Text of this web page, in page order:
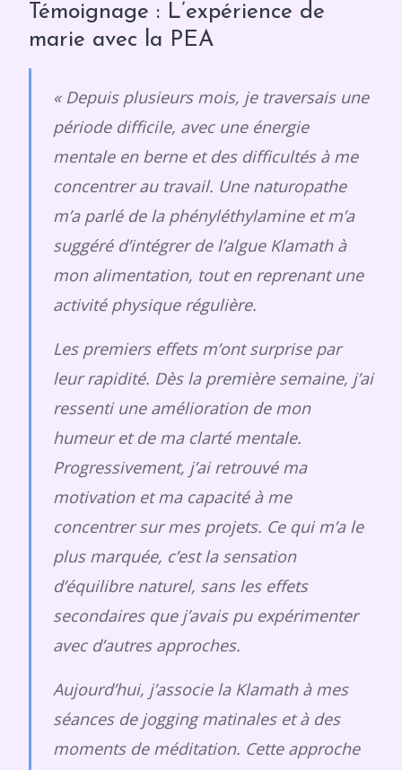
Témoignage : L’expérience de
marie avec la PEA
« Depuis plusieurs mois, je traversais une
période difficile, avec une énergie
mentale en berne et des difficultés à me
concentrer au travail. Une naturopathe
m’a parlé de la phényléthylamine et m’a
suggéré d’intégrer de l’algue Klamath à
mon alimentation, tout en reprenant une
activité physique régulière.
Les premiers effets m’ont surprise par
leur rapidité. Dès la première semaine, j’ai
ressenti une amélioration de mon
humeur et de ma clarté mentale.
Progressivement, j’ai retrouvé ma
motivation et ma capacité à me
concentrer sur mes projets. Ce qui m’a le
plus marquée, c’est la sensation
d’équilibre naturel, sans les effets
secondaires que j’avais pu expérimenter
avec d’autres approches.
Aujourd’hui, j’associe la Klamath à mes
séances de jogging matinales et à des
moments de méditation. Cette approche